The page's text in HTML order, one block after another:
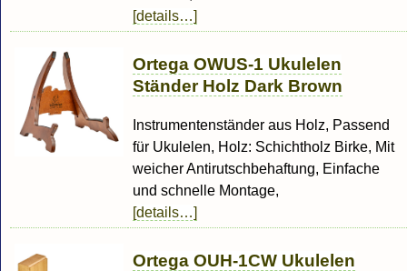
[details…]
Ortega OWUS-1 Ukulelen
Ständer Holz Dark Brown
Instrumentenständer aus Holz, Passend
für Ukulelen, Holz: Schichtholz Birke, Mit
weicher Antirutschbehaftung, Einfache
und schnelle Montage,
[details…]
Ortega OUH-1CW Ukulelen